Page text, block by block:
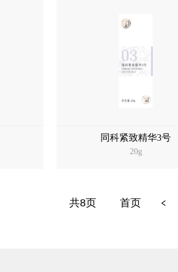
同科紧致精华3号
20g
共8页 首页